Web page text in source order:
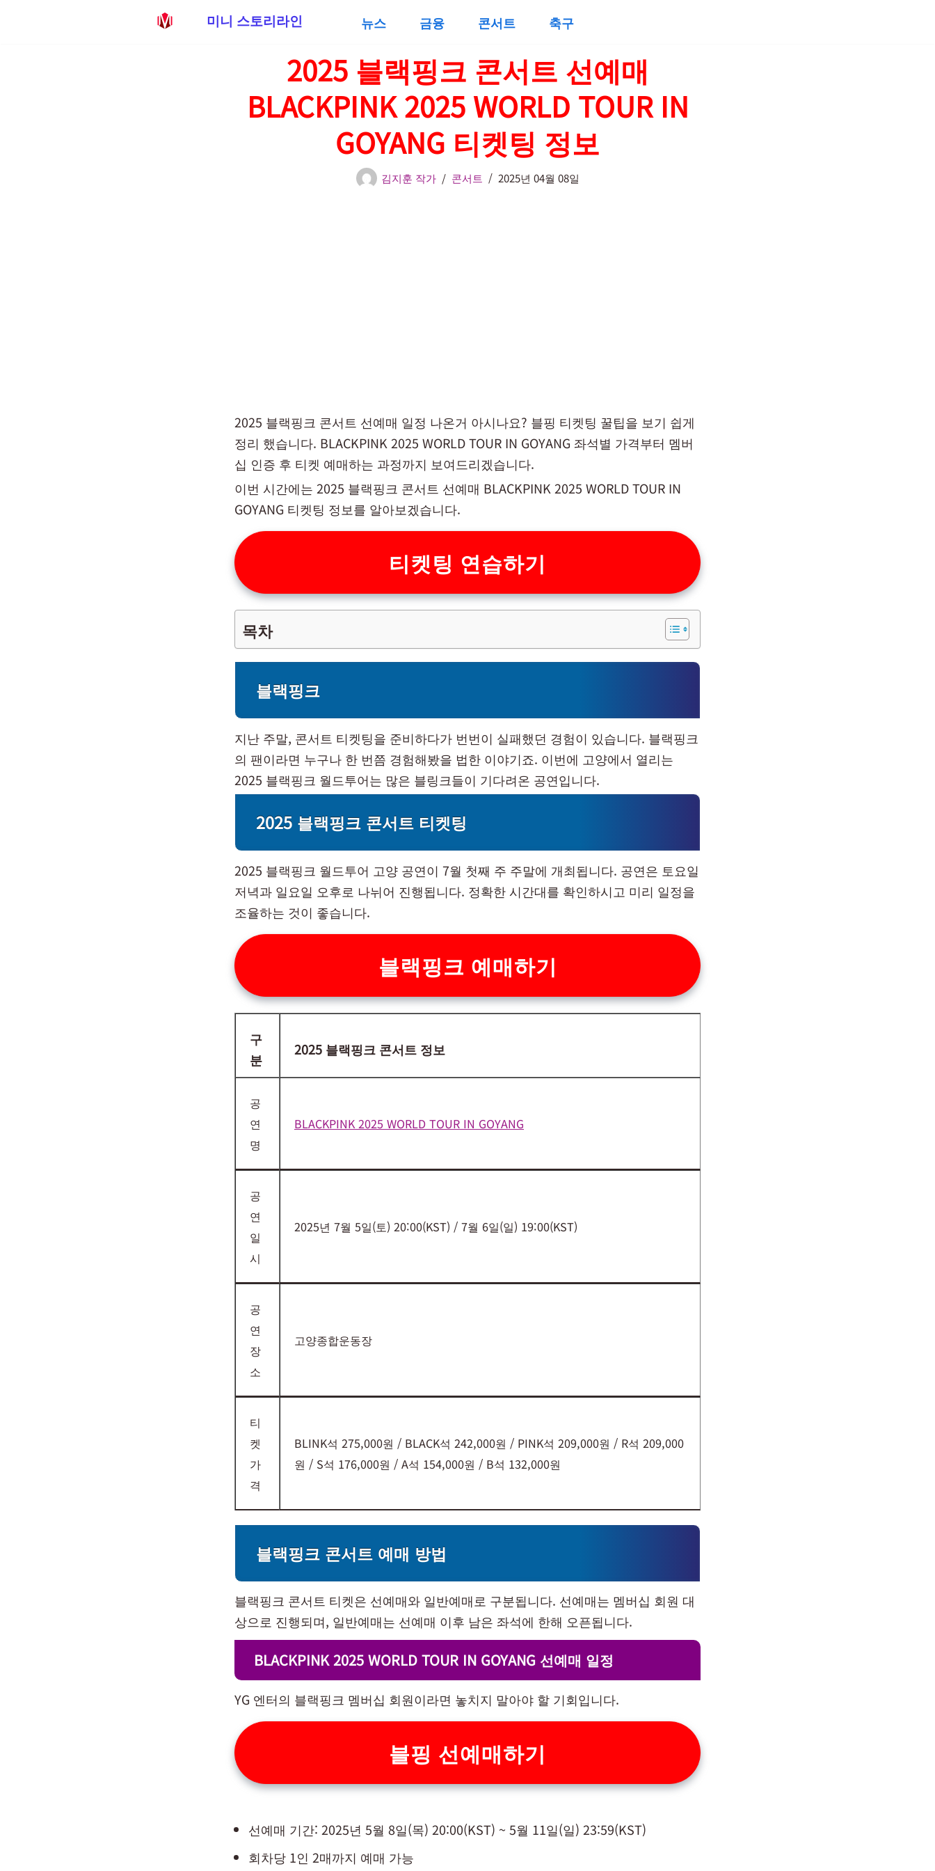
미니 스토리라인 뉴스 금융 콘서트 축구
2025 블랙핑크 콘서트 선예매
BLACKPINK 2025 WORLD TOUR IN
GOYANG 티켓팅 정보
김지훈 작가 콘서트 2025년 04월 08일
2025 블랙핑크 콘서트 선예매 일정 나온거 아시나요? 블핑 티켓팅 꿀팁을 보기 쉽게
정리 했습니다. BLACKPINK 2025 WORLD TOUR IN GOYANG 좌석별 가격부터 멤버
십 인증 후 티켓 예매하는 과정까지 보여드리겠습니다.
이번 시간에는 2025 블랙핑크 콘서트 선예매 BLACKPINK 2025 WORLD TOUR IN
GOYANG 티켓팅 정보를 알아보겠습니다.
티켓팅 연습하기
목차
블랙핑크
지난 주말, 콘서트 티켓팅을 준비하다가 번번이 실패했던 경험이 있습니다. 블랙핑크
의 팬이라면 누구나 한 번쯤 경험해봤을 법한 이야기죠. 이번에 고양에서 열리는
2025 블랙핑크 월드투어는 많은 블링크들이 기다려온 공연입니다.
2025 블랙핑크 콘서트 티켓팅
2025 블랙핑크 월드투어 고양 공연이 7월 첫째 주 주말에 개최됩니다. 공연은 토요일
저녁과 일요일 오후로 나뉘어 진행됩니다. 정확한 시간대를 확인하시고 미리 일정을
조율하는 것이 좋습니다.
블랙핑크 예매하기
구
분
2025 블랙핑크 콘서트 정보
공
연
명
BLACKPINK 2025 WORLD TOUR IN GOYANG
공
연
일
시
2025년 7월 5일(토) 20:00(KST) / 7월 6일(일) 19:00(KST)
공
연
장
소
고양종합운동장
티
켓
가
격
BLINK석 275,000원 / BLACK석 242,000원 / PINK석 209,000원 / R석 209,000
원 / S석 176,000원 / A석 154,000원 / B석 132,000원
블랙핑크 콘서트 예매 방법
블랙핑크 콘서트 티켓은 선예매와 일반예매로 구분됩니다. 선예매는 멤버십 회원 대
상으로 진행되며, 일반예매는 선예매 이후 남은 좌석에 한해 오픈됩니다.
BLACKPINK 2025 WORLD TOUR IN GOYANG 선예매 일정
YG 엔터의 블랙핑크 멤버십 회원이라면 놓치지 말아야 할 기회입니다.
블핑 선예매하기
선예매 기간: 2025년 5월 8일(목) 20:00(KST) ~ 5월 11일(일) 23:59(KST)
회차당 1인 2매까지 예매 가능